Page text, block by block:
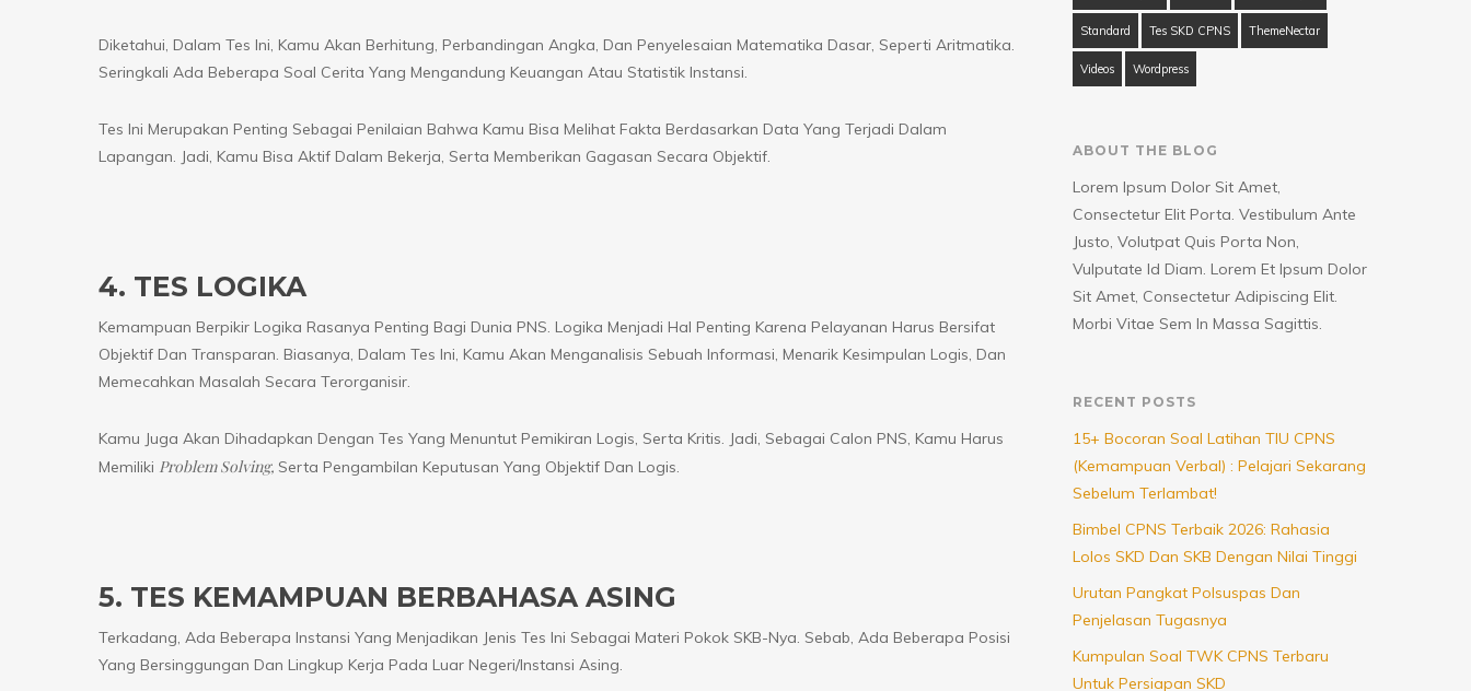
Diketahui, Dalam Tes Ini, Kamu Akan Berhitung, Perbandingan Angka, Dan Penyelesaian Matematika Dasar, Seperti Aritmatika.
Seringkali Ada Beberapa Soal Cerita Yang Mengandung Keuangan Atau Statistik Instansi.
Tes Ini Merupakan Penting Sebagai Penilaian Bahwa Kamu Bisa Melihat Fakta Berdasarkan Data Yang Terjadi Dalam
Lapangan. Jadi, Kamu Bisa Aktif Dalam Bekerja, Serta Memberikan Gagasan Secara Objektif.
4. TES LOGIKA
Kemampuan Berpikir Logika Rasanya Penting Bagi Dunia PNS. Logika Menjadi Hal Penting Karena Pelayanan Harus Bersifat
Objektif Dan Transparan. Biasanya, Dalam Tes Ini, Kamu Akan Menganalisis Sebuah Informasi, Menarik Kesimpulan Logis, Dan
Memecahkan Masalah Secara Terorganisir.
Kamu Juga Akan Dihadapkan Dengan Tes Yang Menuntut Pemikiran Logis, Serta Kritis. Jadi, Sebagai Calon PNS, Kamu Harus
Memiliki Problem Solving, Serta Pengambilan Keputusan Yang Objektif Dan Logis.
5. TES KEMAMPUAN BERBAHASA ASING
Terkadang, Ada Beberapa Instansi Yang Menjadikan Jenis Tes Ini Sebagai Materi Pokok SKB-Nya. Sebab, Ada Beberapa Posisi
Yang Bersinggungan Dan Lingkup Kerja Pada Luar Negeri/instansi Asing.
Standard Tes SKD CPNS ThemeNectar
Videos Wordpress
ABOUT THE BLOG
Lorem Ipsum Dolor Sit Amet,
Consectetur Elit Porta. Vestibulum Ante
Justo, Volutpat Quis Porta Non,
Vulputate Id Diam. Lorem Et Ipsum Dolor
Sit Amet, Consectetur Adipiscing Elit.
Morbi Vitae Sem In Massa Sagittis.
RECENT POSTS
15+ Bocoran Soal Latihan TIU CPNS
(Kemampuan Verbal) : Pelajari Sekarang
Sebelum Terlambat!
Bimbel CPNS Terbaik 2026: Rahasia
Lolos SKD Dan SKB Dengan Nilai Tinggi
Urutan Pangkat Polsuspas Dan
Penjelasan Tugasnya
Kumpulan Soal TWK CPNS Terbaru
Untuk Persiapan SKD